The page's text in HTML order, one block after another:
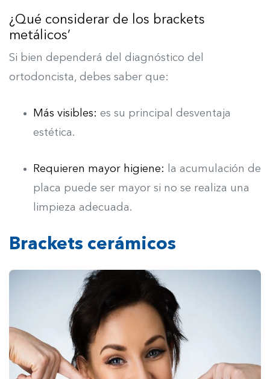
¿Qué considerar de los brackets
metálicos’
Si bien dependerá del diagnóstico del
ortodoncista, debes saber que:
Más visibles: es su principal desventaja
estética.
Requieren mayor higiene:
la acumulación de
placa puede ser mayor si no se realiza una
limpieza adecuada.
Brackets cerámicos